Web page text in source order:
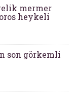
mermer
heykeli
son görkemli